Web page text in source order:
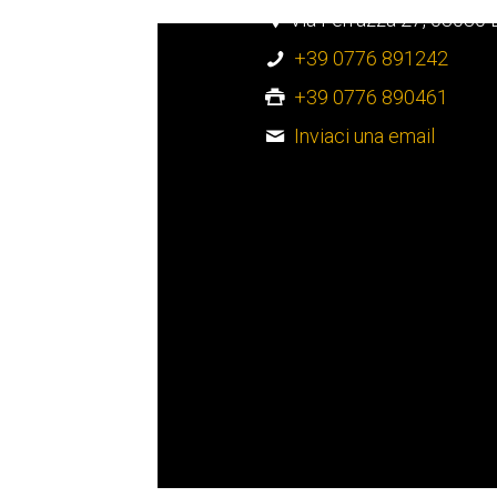
Via Ferrazza 27, 03030
+39 0776 891242
+39 0776 890461
Inviaci una email